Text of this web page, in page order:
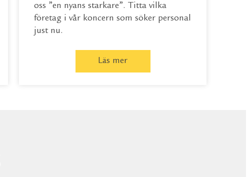
oss ”en nyans starkare”. Titta vilka
företag i vår koncern som söker personal
just nu.
Läs mer